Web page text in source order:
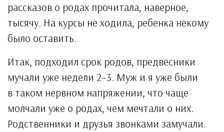
рассказов о родах прочитала, наверное,
тысячу. На курсы не ходила, ребенка некому
было оставить.
Итак, подходил срок родов, предвесники
мучали уже недели 2–3. Муж и я уже были
в таком нервном напряжении, что чаще
молчали уже о родах, чем мечтали о них.
Родственники и друзья звонками замучали.